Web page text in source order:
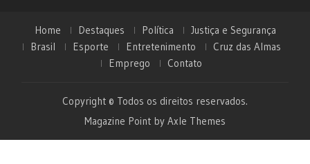
Home Destaques Política
Justiça e Segurança
Brasil
Esporte Entretenimento
Cruz das Almas
Emprego
Contato
Copyright © Todos os direitos reservados.
Magazine Point by Axle Themes